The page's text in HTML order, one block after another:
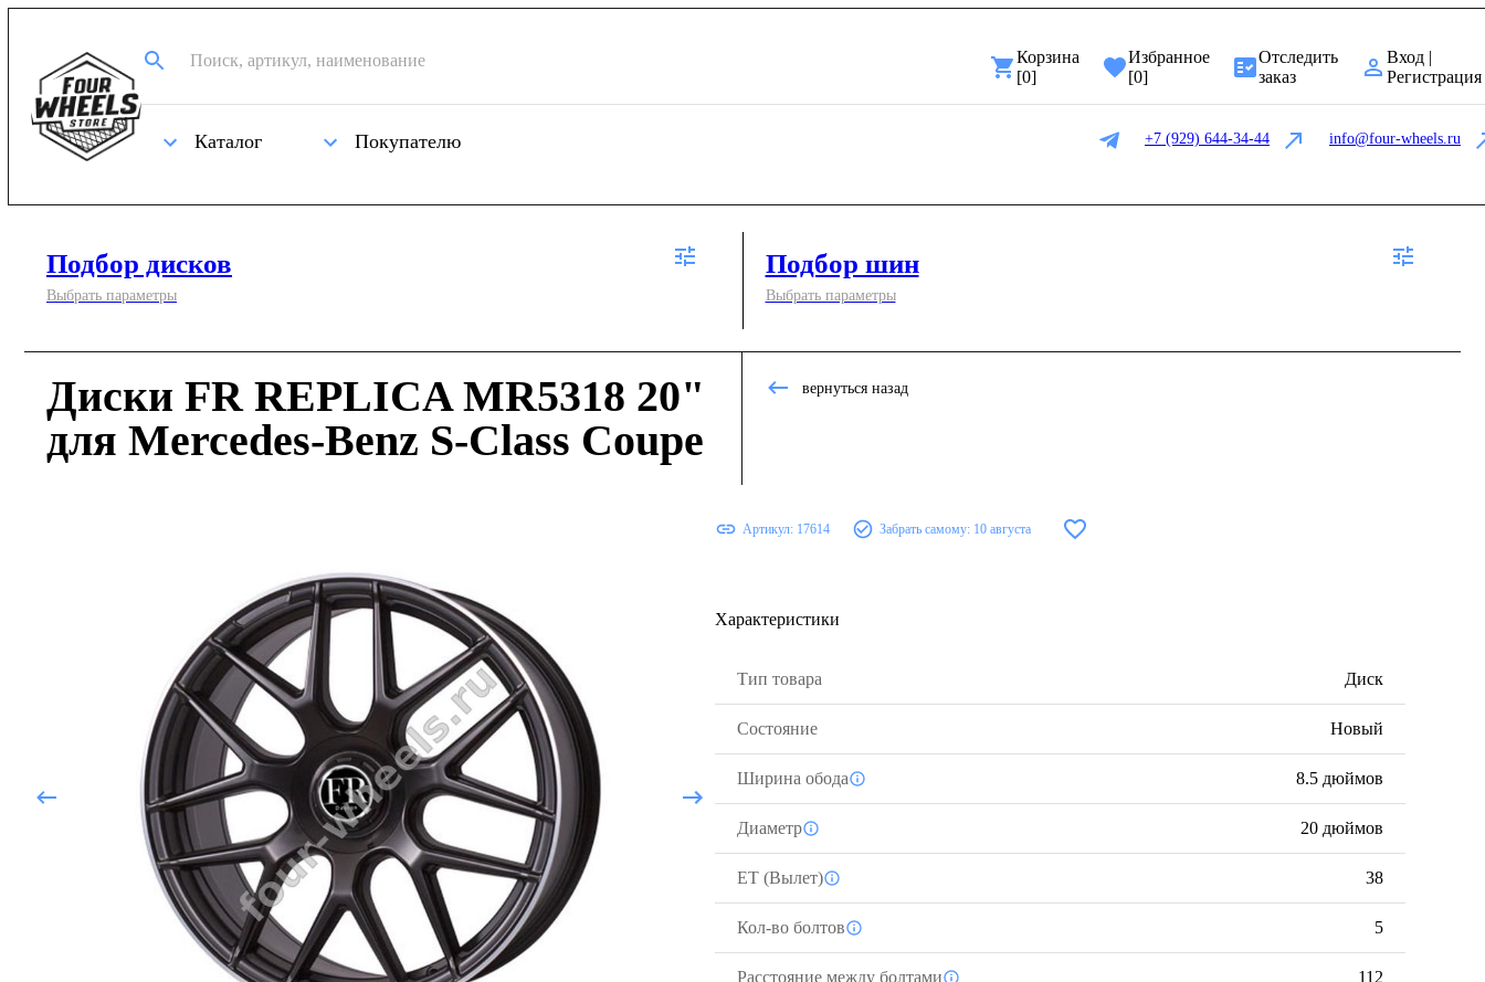
Корзина
[0]
Избранное
[0]
Отследить
заказ
Вход |
Регистрация
Каталог Покупателю +7 (929) 644-34-44 info@four-wheels.ru
Подбор дисков
Выбрать параметры
Подбор шин
Выбрать параметры
Диски FR REPLICA MR5318 20"
для Mercedes-Benz S-Class Coupe
вернуться назад
Артикул: 17614 Забрать самому: 10 августа
Характеристики
Тип товара Диск
Состояние Новый
Ширина обода 8.5 дюймов
Диаметр 20 дюймов
ЕТ (Вылет) 38
Кол-во болтов 5
Расстояние между болтами 112